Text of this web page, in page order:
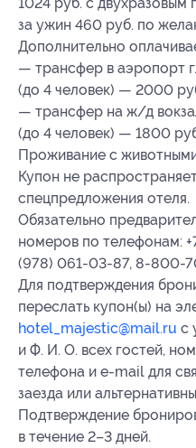
за ужин 460 руб. по
Дополнительно
— трансфер в аэропорт
(до 4 человек) — 2000
— трансфер на ж/д
(до 4 человек) — 1800
Проживание с
Купон не
спецпредложения отеля.
Обязательно
номеров по телефонам:
(978) 061-03-87, 8-800-
Для подтверждения
переслать купон(ы) на
hotel_majestic@mail.ru с
и Ф. И. О. всех гостей,
телефона и e-mail для
заезда или
Подтверждение
в течение 2–3 дней.